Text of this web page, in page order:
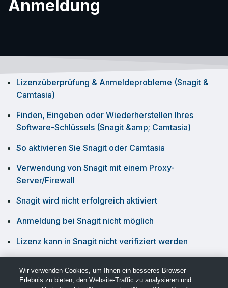
Anmeldung
Lizenzüberprüfung & Anmeldeprobleme (Snagit &
Camtasia)
Finden, Eingeben oder Wiederherstellen Ihres
Software-Schlüssels (Snagit &amp; Camtasia)
So aktivieren Sie Snagit oder Camtasia
Verwendung von Snagit mit einem Proxy-
Server/Firewall
Snagit wird nicht erfolgreich aktiviert
Anmeldung bei Snagit nicht möglich
Lizenz kann in Snagit nicht verifiziert werden
Testversion nicht möglich
Wir verwenden Cookies, um Ihnen ein besseres Browser-
Erlebnis zu bieten, den Website-Traffic zu analysieren und